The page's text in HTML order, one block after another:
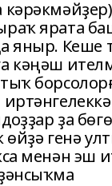
ярата
яныр. Кеше
кәңәш
ҙа
өйҙә генә
менән эш